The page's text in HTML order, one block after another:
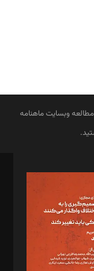
وبسایت ماهنامه